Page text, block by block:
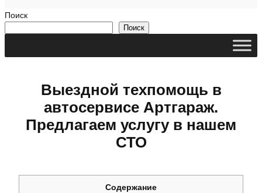
Поиск
Поиск
Выездной техпомощь в
автосервисе Артгараж.
Предлагаем услугу в нашем
СТО
Содержание